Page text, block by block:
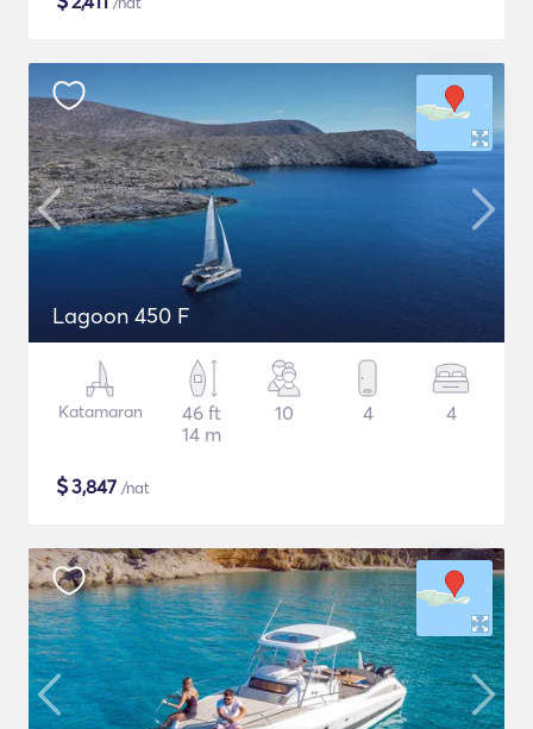
Lagoon 450 F
Katamaran
46 ft
14 m
10 4 4
$3,847 /nat